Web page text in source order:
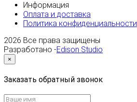
Информация
Оплата и доставка
Политика конфиденциальности
2026 Все права защищены
Разработано -Edison Studio
×
Заказать обратный звонок